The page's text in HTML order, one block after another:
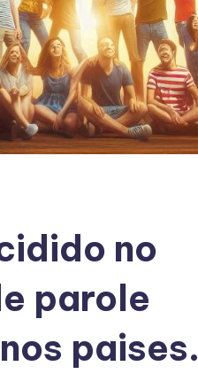
no
parole
paises.